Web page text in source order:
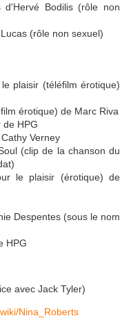
Bodilis (rôle non
(rôle non sexuel)
plaisir (téléfilm érotique)
érotique) de Marc Riva
de HPG
Verney
(clip de la chanson du
le plaisir (érotique) de
Despentes (sous le nom
HPG
avec Jack Tyler)
Nina_Roberts